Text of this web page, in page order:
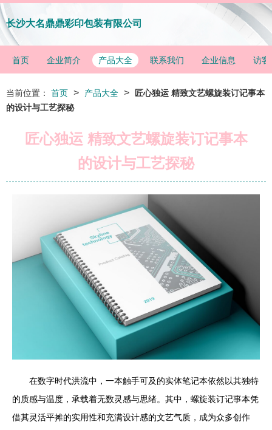
长沙大名鼎鼎彩印包装有限公司
首页 企业简介 产品大全 联系我们 企业信息 访客
当前位置： 首页 > 产品大全 >
匠心独运 精致文艺螺旋装订记事本
的设计与工艺探秘
匠心独运 精致文艺螺旋装订记事本
的设计与工艺探秘
在数字时代洪流中，一本触手可及的实体笔记本依然以其独特
的质感与温度，承载着无数灵感与思绪。其中，螺旋装订记事本凭
借其灵活平摊的实用性和充满设计感的文艺气质，成为众多创作